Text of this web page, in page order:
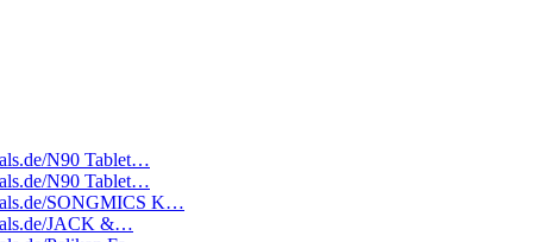
N90 Tablet…
N90 Tablet…
SONGMICS K…
JACK &…